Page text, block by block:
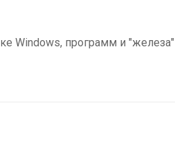
Windows, программ и "железа"